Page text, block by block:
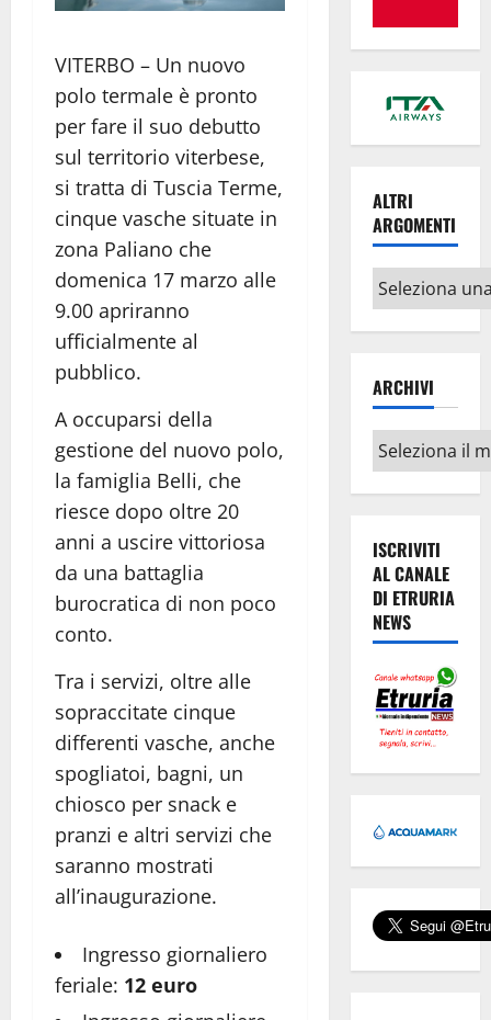
VITERBO – Un nuovo
polo termale è pronto
per fare il suo debutto
sul territorio viterbese,
si tratta di Tuscia Terme,
cinque vasche situate in
zona Paliano che
domenica 17 marzo alle
9.00 apriranno
ufficialmente al
pubblico.
A occuparsi della
gestione del nuovo polo,
la famiglia Belli, che
riesce dopo oltre 20
anni a uscire vittoriosa
da una battaglia
burocratica di non poco
conto.
Tra i servizi, oltre alle
sopraccitate cinque
differenti vasche, anche
spogliatoi, bagni, un
chiosco per snack e
pranzi e altri servizi che
saranno mostrati
all’inaugurazione.
Ingresso giornaliero
feriale: 12 euro
ALTRI
ARGOMENTI
Altri
argomenti
ARCHIVI
Archivi
ISCRIVITI
AL CANALE
DI ETRURIA
NEWS